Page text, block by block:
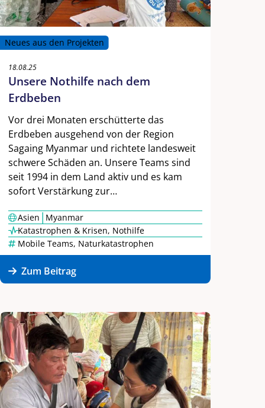
Neues aus den Projekten
18.08.25
Unsere Nothilfe nach dem
Erdbeben
Vor drei Monaten erschütterte das
Erdbeben ausgehend von der Region
Sagaing Myanmar und richtete landesweit
schwere Schäden an. Unsere Teams sind
seit 1994 in dem Land aktiv und es kam
sofort Verstärkung zur…
Asien|Myanmar
Katastrophen & Krisen, Nothilfe
Mobile Teams, Naturkatastrophen
Zum Beitrag